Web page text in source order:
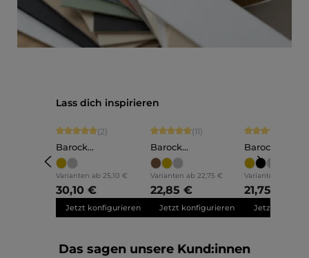
Produktgalerie überspringen
Lass dich inspirieren
Durchschnittliche Bewertung von 5 von 5 Sternen
(2)
Barock
Bilderrahmen Holz
Anna
Varianten ab 25,10 €
30,10 €
Jetzt konfigurieren
Durchschnittliche Bewertung von 5
(11)
Barock
Bilderrahmen Holz
Olivia
Varianten ab 22,75 €
22,85 €
Jetzt konfigurieren
Barock
Lilly
Varianten ab
21,75 €
Jetzt
Das sagen unsere Kund:innen